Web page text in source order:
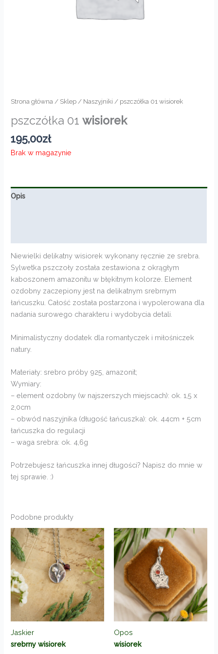
Strona główna / Sklep / Naszyjniki / pszczółka 01 wisiorek
pszczółka 01wisiorek
195,00zł
Brak w magazynie
Opis
Niewielki delikatny wisiorek wykonany ręcznie ze srebra.
Sylwetka pszczoły została zestawiona z okrągłym
kaboszonem amazonitu w błękitnym kolorze. Element
ozdobny zaczepiony jest na delikatnym srebrnym
łańcuszku. Całość została postarzona i wypolerowana dla
nadania surowego charakteru i wydobycia detali.
Minimalistyczny dodatek dla romantyczek i miłośniczek
natury.
Materiały: srebro próby 925, amazonit;
Wymiary:
– element ozdobny (w najszerszych miejscach): ok. 1,5 x
2,0cm
– obwód naszyjnika (długość łańcuszka): ok. 44cm + 5cm
łańcuszka do regulacji
– waga srebra: ok. 4,6g
Potrzebujesz łańcuszka innej długości? Napisz do mnie w
tej sprawie. :)
Podobne produkty
Jaskier
srebrny wisiorek
Opos
wisiorek